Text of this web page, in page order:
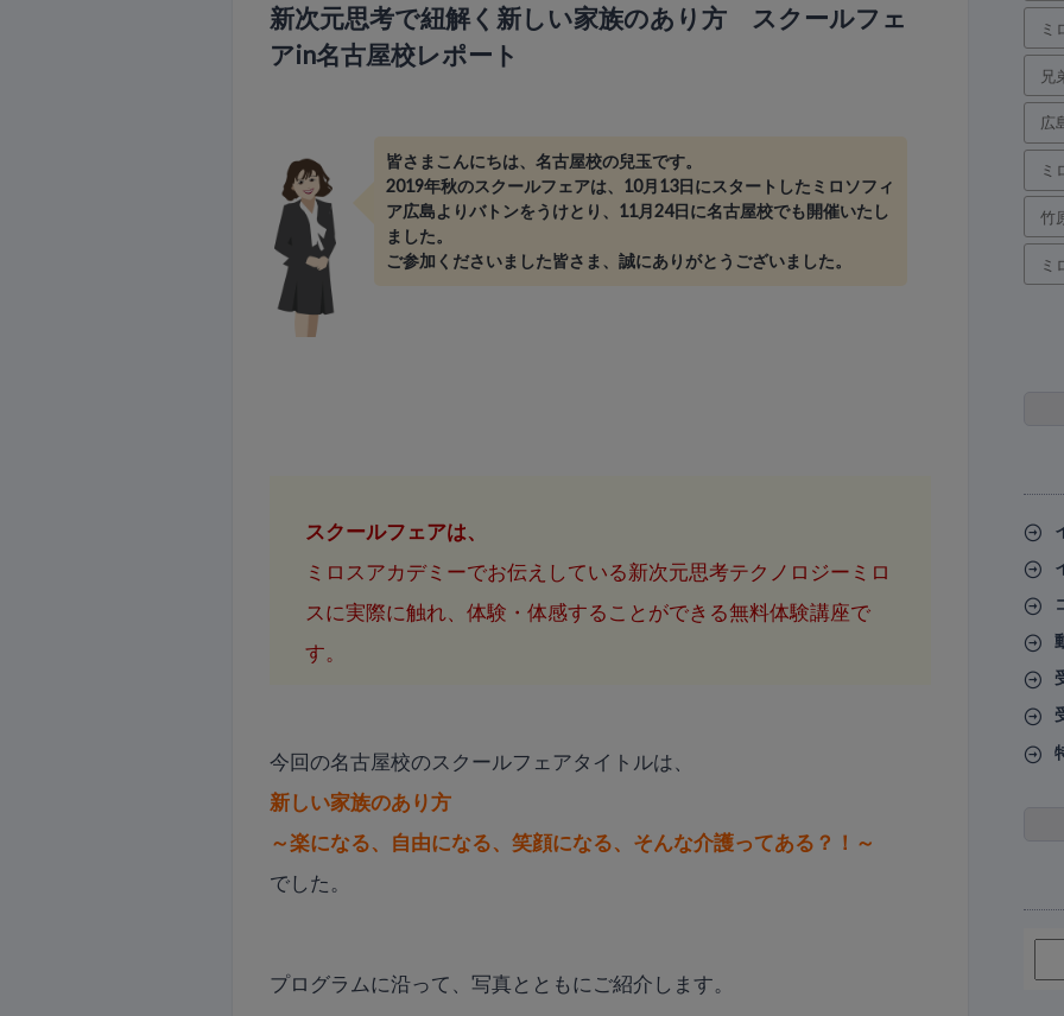
新次元思考で紐解く新しい家族のあり方 スクールフェ
アin名古屋校レポート
皆さまこんにちは、名古屋校の兒玉です。
2019年秋のスクールフェアは、10月13日にスタートしたミロソフィ
ア広島よりバトンをうけとり、11月24日に名古屋校でも開催いたし
ました。
ご参加くださいました皆さま、誠にありがとうございました。
スクールフェアは、
ミロスアカデミーでお伝えしている新次元思考テクノロジーミロ
スに実際に触れ、体験・体感することができる無料体験講座で
す。
今回の名古屋校のスクールフェアタイトルは、
新しい家族のあり方
～楽になる、自由になる、笑顔になる、そんな介護ってある？！～
でした。
プログラムに沿って、写真とともにご紹介します。
ミ
兄
広
ミ
竹
ミ